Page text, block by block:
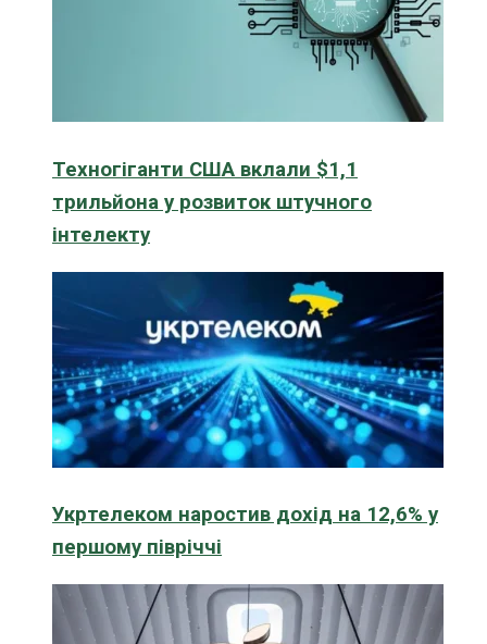
Техногіганти США вклали $1,1
трильйона у розвиток штучного
інтелекту
Укртелеком наростив дохід на 12,6% у
першому півріччі